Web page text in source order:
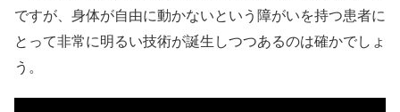
ですが、身体が自由に動かないという障がいを持つ患者に
とって非常に明るい技術が誕生しつつあるのは確かでしょ
う。